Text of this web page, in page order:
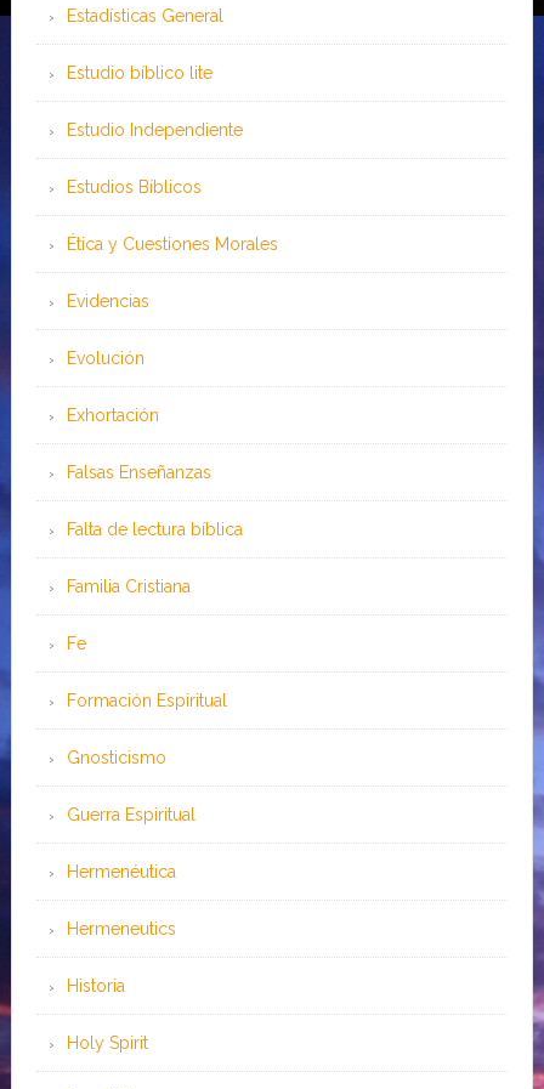
Estadísticas General
Estudio bíblico lite
Estudio Independiente
Estudios Bíblicos
Ética y Cuestiones Morales
Evidencias
Evolución
Exhortación
Falsas Enseñanzas
Falta de lectura bíblica
Familia Cristiana
Fe
Formación Espiritual
Gnosticismo
Guerra Espiritual
Hermenéutica
Hermeneutics
Historia
Holy Spirit